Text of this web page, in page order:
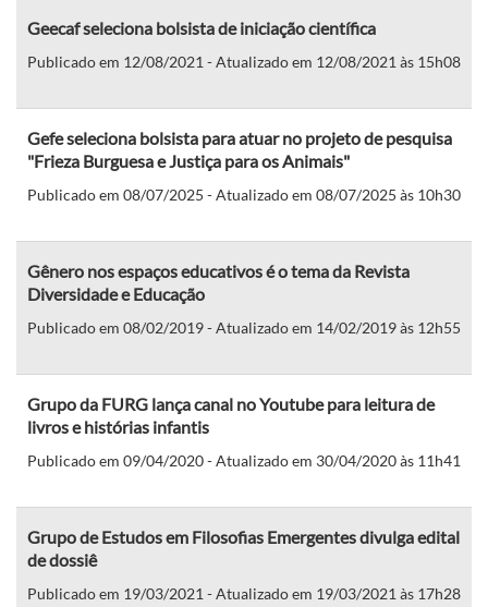
Geecaf seleciona bolsista de iniciação científica
Publicado em 12/08/2021 - Atualizado em 12/08/2021 às 15h08
Gefe seleciona bolsista para atuar no projeto de pesquisa
"Frieza Burguesa e Justiça para os Animais"
Publicado em 08/07/2025 - Atualizado em 08/07/2025 às 10h30
Gênero nos espaços educativos é o tema da Revista
Diversidade e Educação
Publicado em 08/02/2019 - Atualizado em 14/02/2019 às 12h55
Grupo da FURG lança canal no Youtube para leitura de
livros e histórias infantis
Publicado em 09/04/2020 - Atualizado em 30/04/2020 às 11h41
Grupo de Estudos em Filosofias Emergentes divulga edital
de dossiê
Publicado em 19/03/2021 - Atualizado em 19/03/2021 às 17h28